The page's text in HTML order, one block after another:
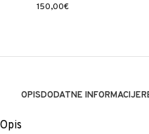
150,00€
OPISDODATNE INFORMACIJE
Opis